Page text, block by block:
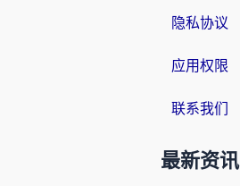
隐私协议
应用权限
联系我们
最新资讯